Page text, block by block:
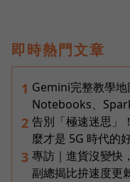
即時熱門文章
1 Gemini完整教學地
Notebooks、
2 告別「極速迷思」
麼才是 5G 時代的
3 專訪｜進貨沒變快
副總揭比拚速度更